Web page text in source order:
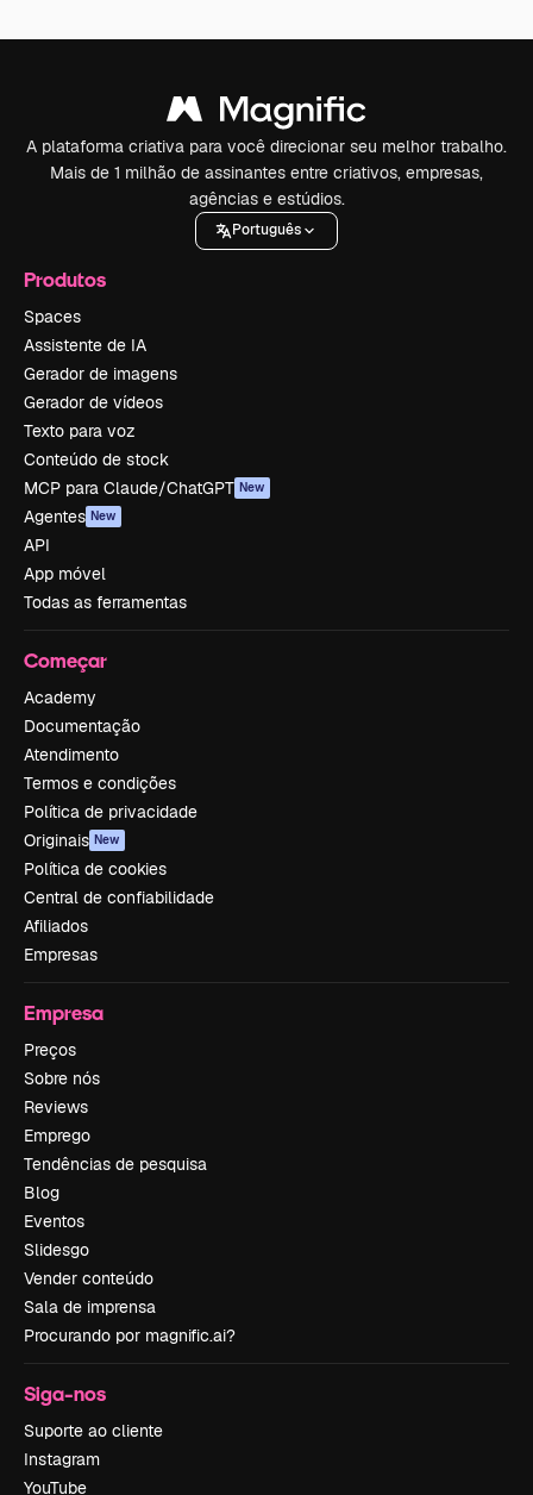
A plataforma criativa para você direcionar seu melhor trabalho.
Mais de 1 milhão de assinantes entre criativos, empresas,
agências e estúdios.
Português
Produtos
Spaces
Assistente de IA
Gerador de imagens
Gerador de vídeos
Texto para voz
Conteúdo de stock
MCP para Claude/ChatGPT New
Agentes New
API
App móvel
Todas as ferramentas
Começar
Academy
Documentação
Atendimento
Termos e condições
Política de privacidade
Originais New
Política de cookies
Central de confiabilidade
Afiliados
Empresas
Empresa
Preços
Sobre nós
Reviews
Emprego
Tendências de pesquisa
Blog
Eventos
Slidesgo
Vender conteúdo
Sala de imprensa
Procurando por magnific.ai?
Siga-nos
Suporte ao cliente
Instagram
YouTube